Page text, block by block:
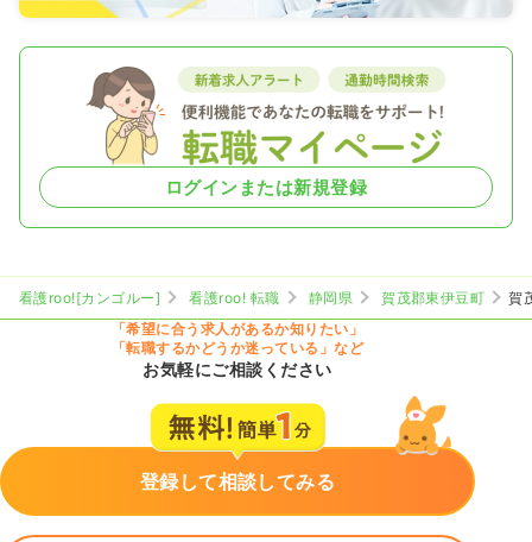
ログインまたは新規登録
看護roo![カンゴルー] 看護roo! 転職 静岡県 賀茂郡東伊豆町
賀
「希望に合う求人があるか知りたい」
「転職するかどうか迷っている」など
お気軽にご相談ください
登録して相談してみる